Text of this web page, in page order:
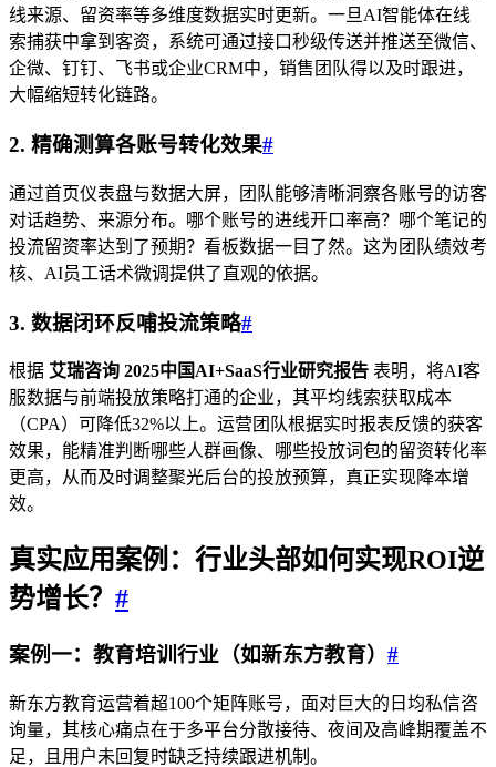
线来源、留资率等多维度数据实时更新。一旦AI智能体在线
索捕获中拿到客资，系统可通过接口秒级传送并推送至微信、
企微、钉钉、飞书或企业CRM中，销售团队得以及时跟进，
大幅缩短转化链路。
2. 精确测算各账号转化效果#
通过首页仪表盘与数据大屏，团队能够清晰洞察各账号的访客
对话趋势、来源分布。哪个账号的进线开口率高？哪个笔记的
投流留资率达到了预期？看板数据一目了然。这为团队绩效考
核、AI员工话术微调提供了直观的依据。
3. 数据闭环反哺投流策略#
根据 艾瑞咨询 2025中国AI+SaaS行业研究报告 表明，将AI客
服数据与前端投放策略打通的企业，其平均线索获取成本
（CPA）可降低32%以上。运营团队根据实时报表反馈的获客
效果，能精准判断哪些人群画像、哪些投放词包的留资转化率
更高，从而及时调整聚光后台的投放预算，真正实现降本增
效。
真实应用案例：行业头部如何实现ROI逆
势增长？ #
案例一：教育培训行业（如新东方教育） #
新东方教育运营着超100个矩阵账号，面对巨大的日均私信咨
询量，其核心痛点在于多平台分散接待、夜间及高峰期覆盖不
足，且用户未回复时缺乏持续跟进机制。